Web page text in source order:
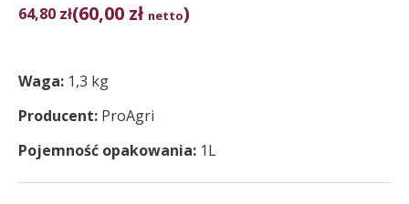
64,80 zł(60,00 zł netto)
Waga 1,3 kg
Producent ProAgri
Pojemność opakowania 1L